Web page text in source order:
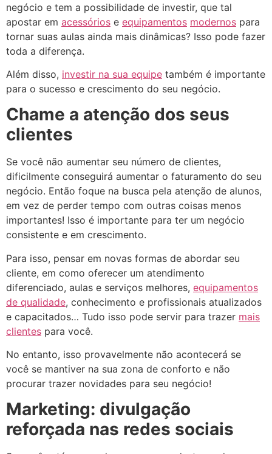
negócio e tem a possibilidade de investir, que tal
apostar em acessórios e equipamentos modernos para
tornar suas aulas ainda mais dinâmicas? Isso pode fazer
toda a diferença.
Além disso, investir na sua equipe também é importante
para o sucesso e crescimento do seu negócio.
Chame a atenção dos seus
clientes
Se você não aumentar seu número de clientes,
dificilmente conseguirá aumentar o faturamento do seu
negócio. Então foque na busca pela atenção de alunos,
em vez de perder tempo com outras coisas menos
importantes! Isso é importante para ter um negócio
consistente e em crescimento.
Para isso, pensar em novas formas de abordar seu
cliente, em como oferecer um atendimento
diferenciado, aulas e serviços melhores, equipamentos
de qualidade, conhecimento e profissionais atualizados
e capacitados… Tudo isso pode servir para trazer mais
clientes para você.
No entanto, isso provavelmente não acontecerá se
você se mantiver na sua zona de conforto e não
procurar trazer novidades para seu negócio!
Marketing: divulgação
reforçada nas redes sociais